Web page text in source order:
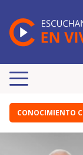
CONOCIMIENTO